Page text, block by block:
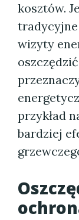
kosztów.
wizyty
przykład
bardziej